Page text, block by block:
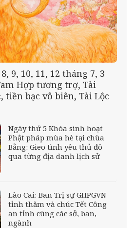
9, 10, 11, 12 tháng 7, 3
Hợp tương trợ, Tài
tiền bạc vô biên, Tài Lộc
Ngày thứ 5 Khóa sinh hoạt
Phật pháp mùa hè tại chùa
Bằng: Gieo tình yêu thủ đô
qua từng địa danh lịch sử
Lào Cai: Ban Trị sự GHPGVN
tỉnh thăm và chúc Tết Công
an tỉnh cùng các sở, ban,
ngành